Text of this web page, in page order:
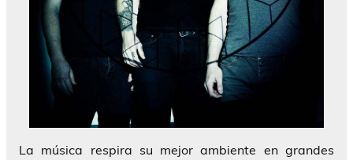
La música respira su mejor ambiente en grandes